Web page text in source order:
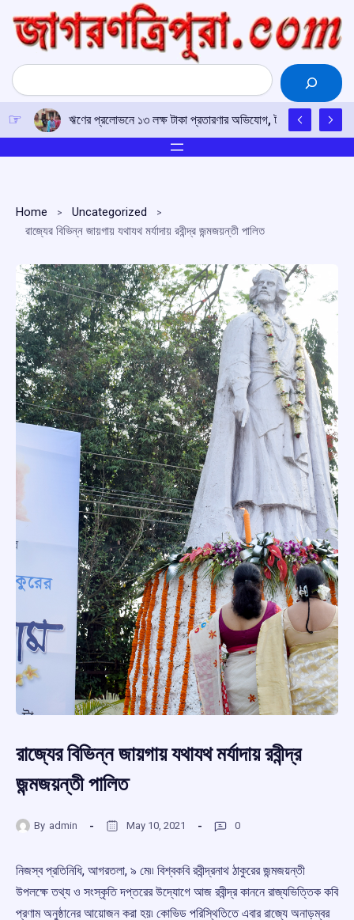
content
Search
ঋণের প্রলোভনে ১৩ লক্ষ টাকা প্রতারণার অভিযোগ, টাকা ফেরতের
Home
Uncategorized
রাজ্যের বিভিন্ন জায়গায় যথাযথ মর্যাদায় রবীন্দ্র জন্মজয়ন্তী পালিত
রাজ্যের বিভিন্ন জায়গায় যথাযথ মর্যাদায় রবীন্দ্র
জন্মজয়ন্তী পালিত
By admin May 10, 2021 0
নিজস্ব প্রতিনিধি, আগরতলা, ৯ মে৷৷ বিশ্বকবি রবীন্দ্রনাথ ঠাকুরের জন্মজয়ন্তী
উপলক্ষে তথ্য ও সংস্কৃতি দপ্তরের উদ্যোগে আজ রবীন্দ্র কাননে রাজ্যভিত্তিক কবি
প্রণাম অনুষ্ঠানের আয়োজন করা হয়৷ কোভিড পরিস্থিতিতে এবার রাজ্যে অনাড়ম্বর